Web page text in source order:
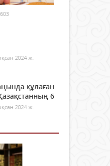
2024 ж.
құлаған
6
2024 ж.